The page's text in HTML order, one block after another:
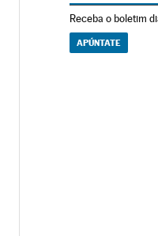
Receba o boletim
APÚNTATE